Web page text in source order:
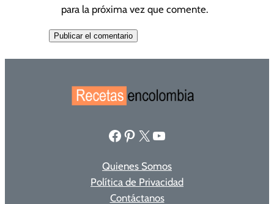
para la próxima vez que comente.
Facebook Pinterest X YouTube
Quienes Somos
Política de Privacidad
Contáctanos